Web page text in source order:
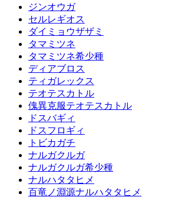
ジンオウガ
セルレギオス
ダイミョウザザミ
タマミツネ
タマミツネ希少種
ディアブロス
ティガレックス
テオテスカトル
傀異克服テオテスカトル
ドスバギィ
ドスフロギィ
トビカガチ
ナルガクルガ
ナルガクルガ希少種
ナルハタタヒメ
百竜ノ淵源ナルハタタヒメ